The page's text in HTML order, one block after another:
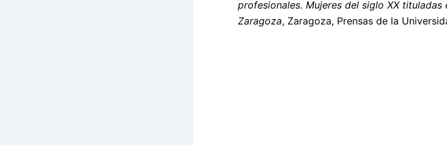
profesionales. Mujeres del siglo XX tituladas
Zaragoza, Zaragoza, Prensas de la